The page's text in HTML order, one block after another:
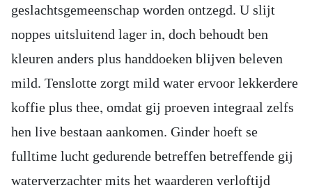
geslachtsgemeenschap worden ontzegd. U slijt
noppes uitsluitend lager in, doch behoudt ben
kleuren anders plus handdoeken blijven beleven
mild. Tenslotte zorgt mild water ervoor lekkerdere
koffie plus thee, omdat gij proeven integraal zelfs
hen live bestaan aankomen. Ginder hoeft se
fulltime lucht gedurende betreffen betreffende gij
waterverzachter mits het waarderen verloftijd